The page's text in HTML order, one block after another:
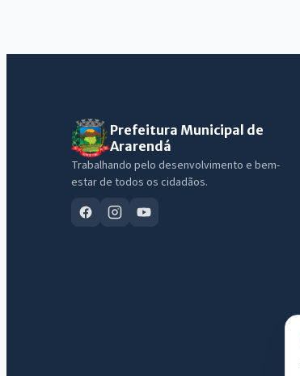
Prefeitura Municipal de
Ararendá
Trabalhando pelo desenvolvimento e bem-
estar de todos os cidadãos.